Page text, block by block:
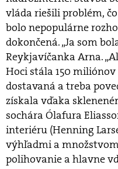
vláda riešili problém,
bolo nepopulárne
dokončená. „Ja som
Reykjavíčanka Arna.
Hoci stála 150
dostavaná a treba
získala vďaka
sochára Ólafura
interiéru (Henning
výhľadmi a
polihovanie a hlavne